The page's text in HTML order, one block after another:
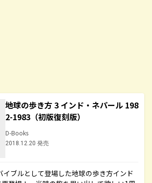
地球の歩き方 3 インド・ネパール 198
2-1983（初版復刻版）
D-Books
2018.12.20 発売
イブルとして登場した地球の歩き方インド